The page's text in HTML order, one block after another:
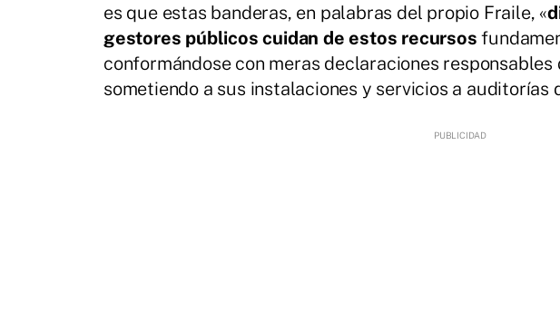
es que estas banderas, en palabras del propio Fraile, «
gestores públicos cuidan de estos recursos
conformándose con meras declaraciones
sometiendo a sus instalaciones y servicios a auditorías